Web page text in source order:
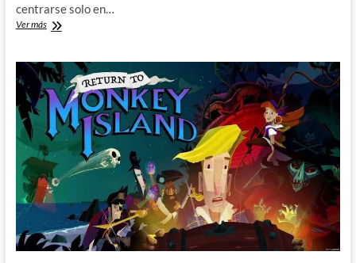
centrarse solo en…
Ver másDead
Return
to
Castlevania